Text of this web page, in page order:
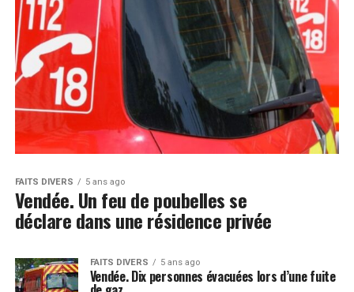
FAITS DIVERS 5 ans ago
Vendée. Un feu de poubelles se
déclare dans une résidence privée
FAITS DIVERS 5 ans ago
Vendée. Dix personnes évacuées lors d’une fuite